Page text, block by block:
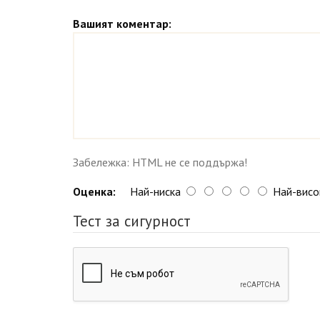
Вашият коментар:
Забележка: HTML не се поддържа!
Оценка: Най-ниска Най-
Тест за сигурност